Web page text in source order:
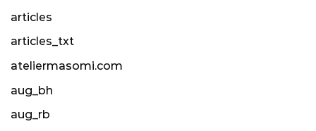
articles
articles_txt
ateliermasomi.com
aug_bh
aug_rb